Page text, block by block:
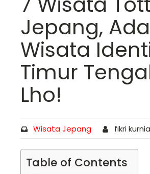
Jepang, Ada
Wisata
Timur
Lho!
Wisata Jepang fikri
Table of Contents